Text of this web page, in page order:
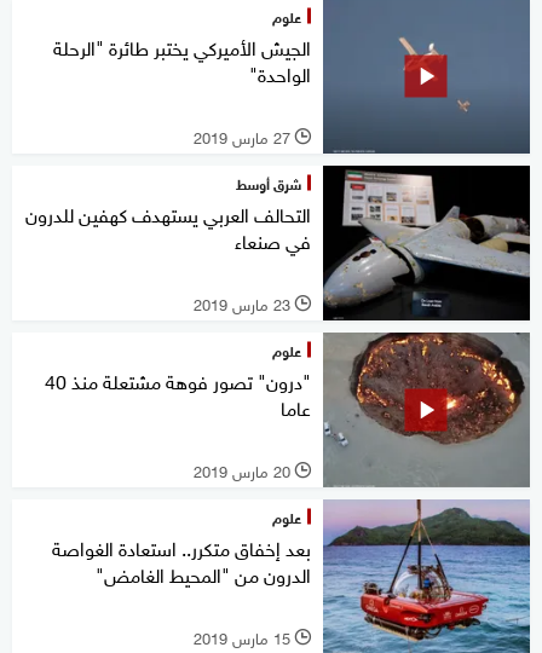
علوم
الجيش الأميركي يختبر طائرة "الرحلة
الواحدة"
l 27 مارس 2019
شرق أوسط
التحالف العربي يستهدف كهفين للدرون
في صنعاء
l 23 مارس 2019
علوم
"درون" تصور فوهة مشتعلة منذ 40
عاما
l 20 مارس 2019
علوم
بعد إخفاق متكرر.. استعادة الغواصة
الدرون من "المحيط الغامض"
l 15 مارس 2019